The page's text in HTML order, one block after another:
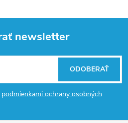
newsletter
podmienkami ochrany osobných
ODOBERAŤ